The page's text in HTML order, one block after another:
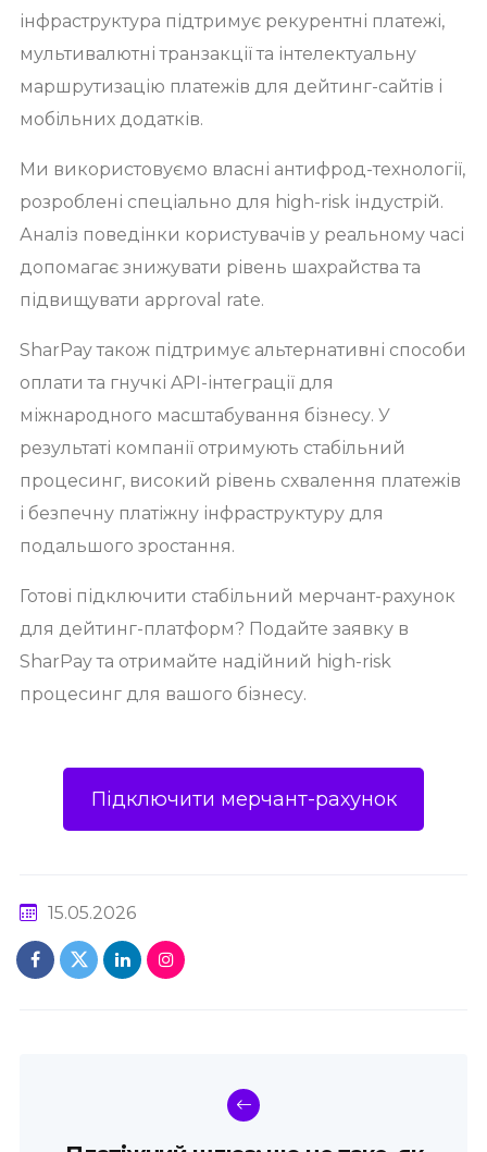
інфраструктура підтримує рекурентні платежі,
мультивалютні транзакції та інтелектуальну
маршрутизацію платежів для дейтинг-сайтів і
мобільних додатків.
Ми використовуємо власні антифрод-технології,
розроблені спеціально для high-risk індустрій.
Аналіз поведінки користувачів у реальному часі
допомагає знижувати рівень шахрайства та
підвищувати approval rate.
SharPay також підтримує альтернативні способи
оплати та гнучкі API-інтеграції для
міжнародного масштабування бізнесу. У
результаті компанії отримують стабільний
процесинг, високий рівень схвалення платежів
і безпечну платіжну інфраструктуру для
подальшого зростання.
Готові підключити стабільний мерчант-рахунок
для дейтинг-платформ? Подайте заявку в
SharPay та отримайте надійний high-risk
процесинг для вашого бізнесу.
Підключити мерчант-рахунок
15.05.2026